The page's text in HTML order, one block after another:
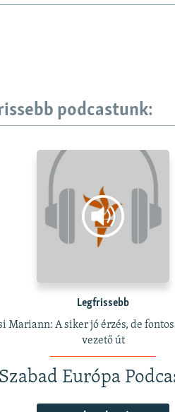
podcastunk:
Legfrissebb
Mariann: A siker jó érzés, de
vezető út
Szabad Európa